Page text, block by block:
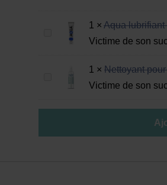
1 ×Aqua lubrifiant
Victime de son
t
1 ×Nettoyant
Victime de son